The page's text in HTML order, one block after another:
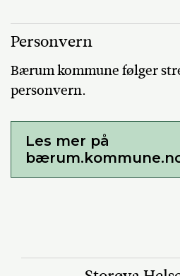
Personvern
Bærum kommune følger
personvern.
Les mer på